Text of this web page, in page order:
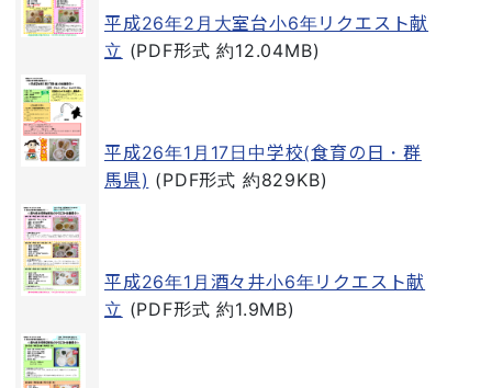
平成26年2月大室台小6年リクエスト献
立 (PDF形式 約12.04MB)
平成26年1月17日中学校(食育の日・群
馬県) (PDF形式 約829KB)
平成26年1月酒々井小6年リクエスト献
立 (PDF形式 約1.9MB)